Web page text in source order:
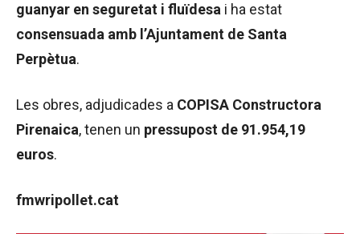
guanyar en seguretat i fluïdesa i ha estat
consensuada amb l’Ajuntament de Santa
Perpètua.
Les obres, adjudicades a COPISA Constructora
Pirenaica, tenen un pressupost de 91.954,19
euros.
fmwripollet.cat